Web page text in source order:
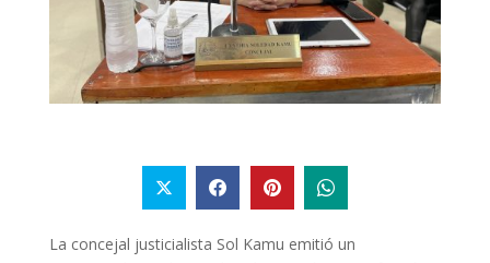
La concejal justicialista Sol Kamu emitió un